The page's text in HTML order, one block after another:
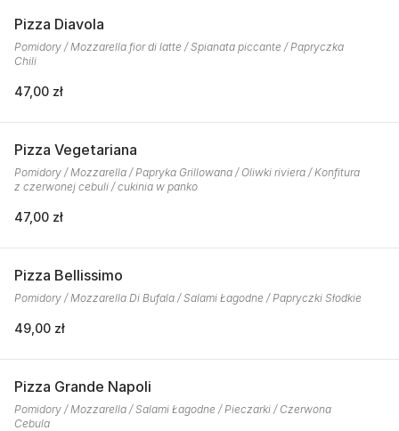
Pizza Diavola
Pomidory / Mozzarella fior di latte / Spianata piccante / Papryczka
Chili
47,00 zł
Pizza Vegetariana
Pomidory / Mozzarella / Papryka Grillowana / Oliwki riviera / Konfitura
z czerwonej cebuli / cukinia w panko
47,00 zł
Pizza Bellissimo
Pomidory / Mozzarella Di Bufala / Salami Łagodne / Papryczki Słodkie
49,00 zł
Pizza Grande Napoli
Pomidory / Mozzarella / Salami Łagodne / Pieczarki / Czerwona
Cebula